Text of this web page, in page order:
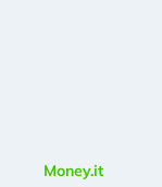
Money.it